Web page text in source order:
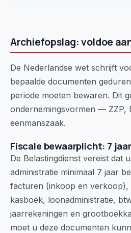
Archiefopslag: voldoe
De Nederlandse wet schrijft
bepaalde documenten
periode moeten bewaren. Dit
ondernemingsvormen — ZZP,
eenmanszaak.
Fiscale bewaarplicht: 7 jaar
De Belastingdienst vereist dat
administratie minimaal 7 jaar
facturen (inkoop en verkoop),
kasboek, loonadministratie,
jaarrekeningen en
moet u deze documenten